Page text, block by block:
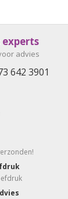
experts
advies
642 3901